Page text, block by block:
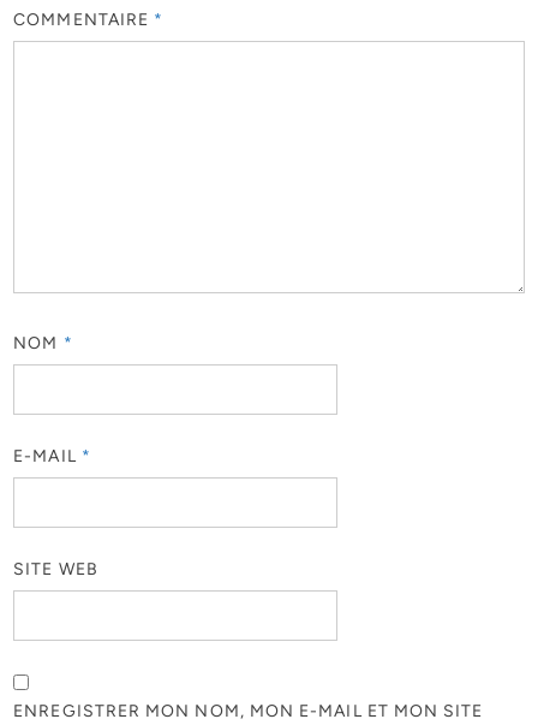
COMMENTAIRE *
NOM *
E-MAIL *
SITE WEB
ENREGISTRER MON NOM, MON E-MAIL ET MON SITE